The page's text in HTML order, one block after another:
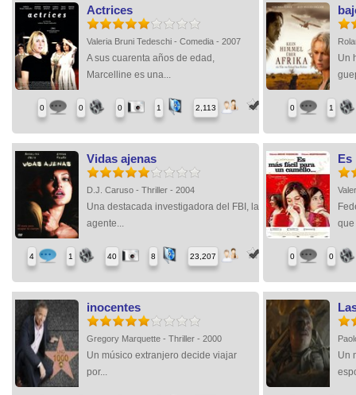
Actrices
Valeria Bruni Tedeschi - Comedia - 2007
A sus cuarenta años de edad,
Marcelline es una...
0 0 0 1 2,113
Un
0 1
Vidas ajenas
D.J. Caruso - Thriller - 2004
Una destacada investigadora del FBI, la
agente...
4 1 40 8 23,207
Es
que
0 0
inocentes
Gregory Marquette - Thriller - 2000
Un músico extranjero decide viajar
por...
Un